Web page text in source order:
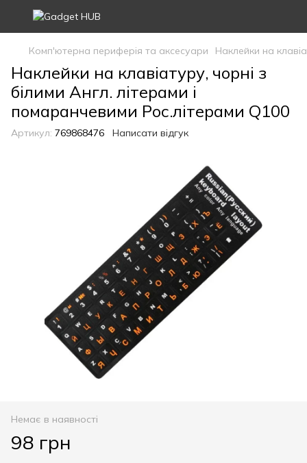
Комп'ютерна периферія та аксесуари Наклейки на
Наклейки на клавіатуру, чорні з
білими Англ. літерами і
помаранчевими Рос.літерами Q100
Артикул: 769868476 Написати відгук
Немає в наявності
98 грн